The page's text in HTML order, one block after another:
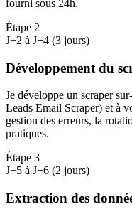
fourni sous 24h.
Étape 2
J+2 à J+4 (3 jours)
Développement du
Je développe un scraper
Leads Email Scraper) et à
gestion des erreurs, la
pratiques.
Étape 3
J+5 à J+6 (2 jours)
Extraction des